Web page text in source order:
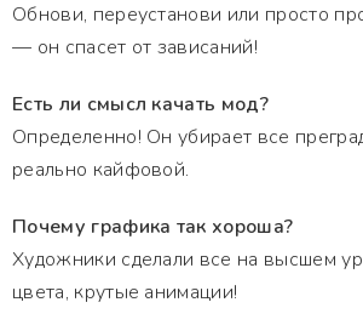
Обнови, переустанови или просто
— он спасет от зависаний!
Есть ли смысл качать мод?
Определенно! Он убирает все
реально кайфовой.
Почему графика так хороша?
Художники сделали все на высшем
цвета, крутые анимации!